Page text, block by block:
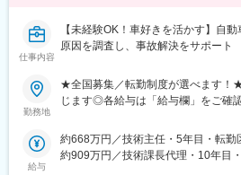
駅、三田駅(兵庫県)、和田山駅、畦
駅、千本駅、相生駅(兵庫県)、葉多
条駅(奈良県)、近鉄下田駅、学園前
竹原駅、大竹駅、山麓駅(千光寺山)
島県)、徳山駅、阿南駅、阿波池田
甘木駅(西鉄線)、奈多駅、西鉄柳川
駅、伊万里駅、五島町駅、霊丘公園
仕事内容
【未経験OK！車好きを活かす】自
原因を調査し、事故解決をサポート
勤務地
★全国募集／転勤制度が選べます
じます◎各給与は「給与欄」をご確
当する都道府県（1）「主たる勤務地
たる勤務地」の隣接都道府県（3）居
給与
約668万円／技術主任・5年目・転勤
約909万円／技術課長代理・10年目